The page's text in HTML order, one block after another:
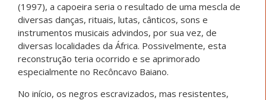
(1997), a capoeira seria o resultado de uma mescla de
diversas danças, rituais, lutas, cânticos, sons e
instrumentos musicais advindos, por sua vez, de
diversas localidades da África. Possivelmente, esta
reconstrução teria ocorrido e se aprimorado
especialmente no Recôncavo Baiano.
No início, os negros escravizados, mas resistentes,